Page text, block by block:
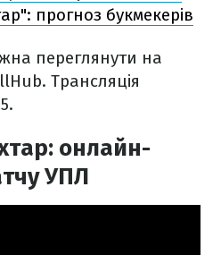
прогноз букмекерів
переглянути на
Трансляція
онлайн-
УПЛ